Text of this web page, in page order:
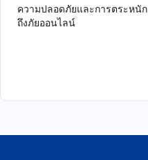
ความปลอดภัยและการตระหนัก
ถึงภัยออนไลน์